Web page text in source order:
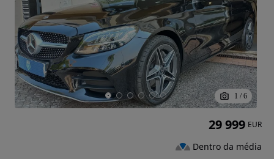
1 / 6
29 999 EUR
Dentro da média